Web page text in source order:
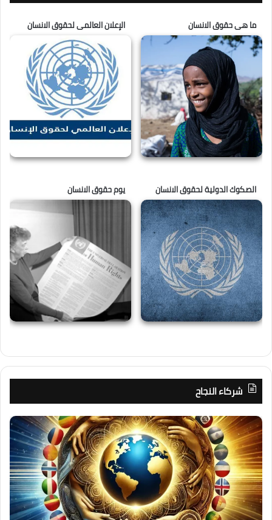
ما هى حقوق الانسان الإعلان العالمى لحقوق الانسان
الصكوك الدولية لحقوق الانسان يوم حقوق الانسان
شركاء النجاح